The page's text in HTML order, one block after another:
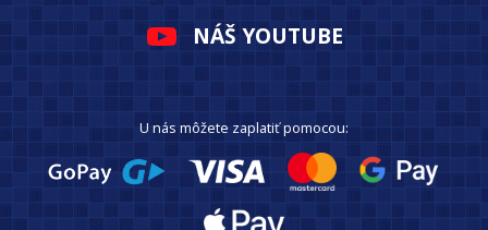
NÁŠ YOUTUBE
U nás môžete zaplatiť pomocou: